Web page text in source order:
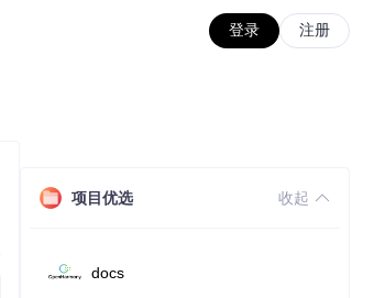
登录 注册
项目优选 收起
docs